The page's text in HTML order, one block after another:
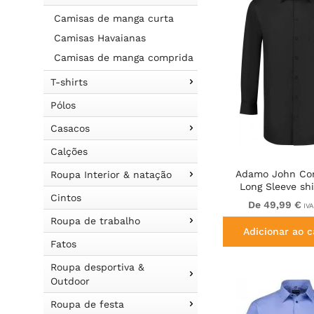
Camisas de manga curta
Camisas Havaianas
Camisas de manga comprida
T-shirts
Pólos
Casacos
Calções
Roupa Interior & natação
Cintos
Roupa de trabalho
Fatos
Roupa desportiva &
Outdoor
Roupa de festa
Adamo John
Long Sleeve
De 49,99 €
Adicionar ao